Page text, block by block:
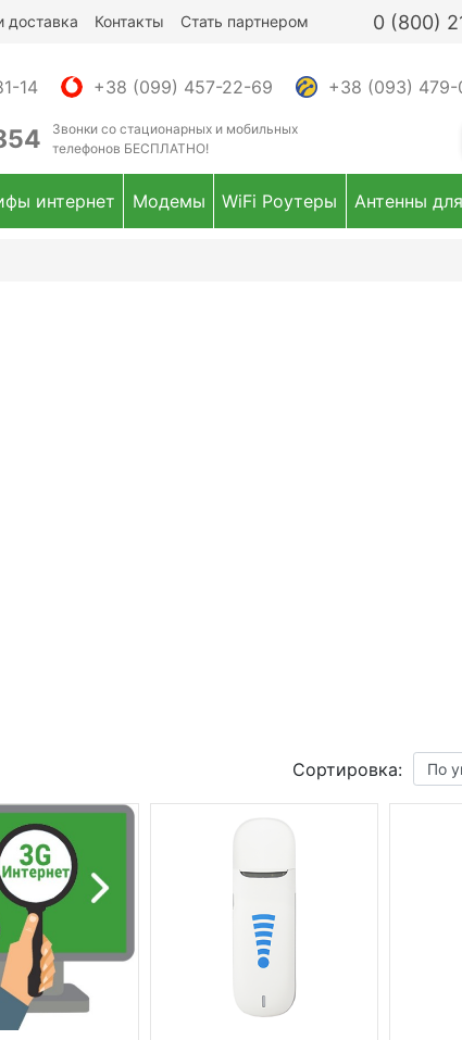
доставка Контакты Стать партнером 0 (800)
14 +38 (099) 457-22-69 +38 (093) 479-
Звонки со стационарных и мобильных
телефонов БЕСПЛАТНО!
интернет Модемы WiFi Роутеры Антенны
Сортировка: